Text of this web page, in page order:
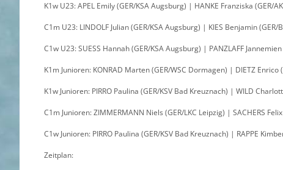
K1w U23: APEL Emily (GER/KSA Augsburg) | HANKE Franziska
C1m U23: LINDOLF Julian (GER/KSA Augsburg) | KIES Benjamin
C1w U23: SUESS Hannah (GER/KSA Augsburg) | PANZLAFF
K1m Junioren: KONRAD Marten (GER/WSC Dormagen) | DIETZ
K1w Junioren: PIRRO Paulina (GER/KSV Bad Kreuznach) | WILD
C1m Junioren: ZIMMERMANN Niels (GER/LKC Leipzig) | SACHERS
C1w Junioren: PIRRO Paulina (GER/KSV Bad Kreuznach) | RAPPE
Zeitplan: